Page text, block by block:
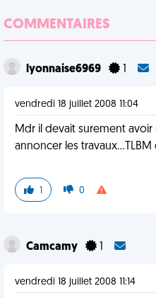
COMMENTAIRES
lyonnaise6969
vendredi 18 juillet 2008 11:04
Mdr il devait surement
annoncer les
1 0
Camcamy
vendredi 18 juillet 2008 11:14